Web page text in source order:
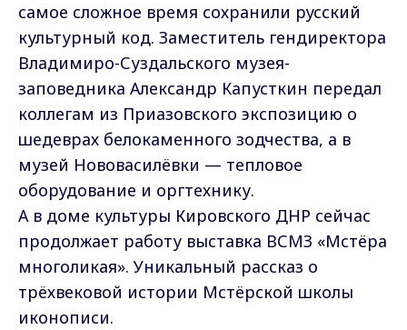
самое сложное время сохранили русский
культурный код. Заместитель гендиректора
Владимиро-Суздальского музея-
заповедника Александр Капусткин передал
коллегам из Приазовского экспозицию о
шедеврах белокаменного зодчества, а в
музей Нововасилёвки — тепловое
оборудование и оргтехнику.
А в доме культуры Кировского ДНР сейчас
продолжает работу выставка ВСМЗ «Мстёра
многоликая». Уникальный рассказ о
трёхвековой истории Мстёрской школы
иконописи.